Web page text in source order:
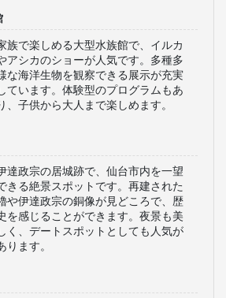
族で楽しめる大型水族館で、イルカ
アシカのショーが人気です。多種多
な海洋生物を観察できる展示が充実
ています。体験型のプログラムもあ
、子供から大人まで楽しめます。
達政宗の居城跡で、仙台市内を一望
きる絶景スポットです。再建された
や伊達政宗の銅像が見どころで、歴
を感じることができます。夜景も美
く、デートスポットとしても人気が
ります。